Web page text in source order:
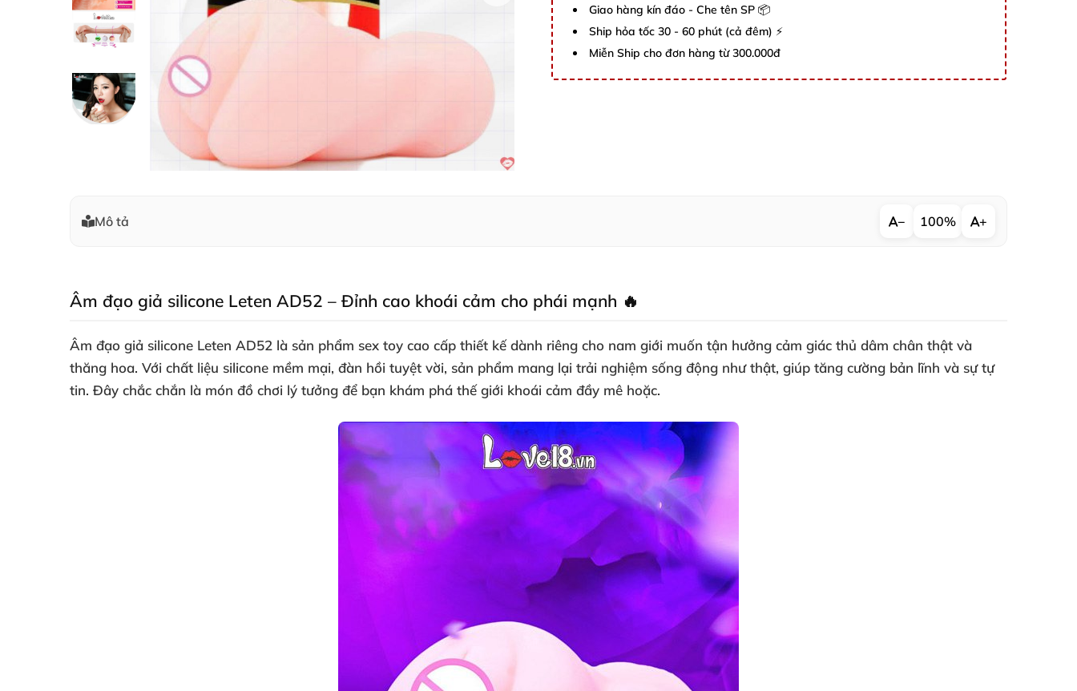
Giao hàng kín đáo - Che tên SP 📦
Ship hỏa tốc 30 - 60 phút (cả đêm) ⚡
Miễn Ship cho đơn hàng từ 300.000đ
Mô tả − 100% +
Âm đạo giả silicone Leten AD52 – Đỉnh cao khoái cảm cho phái mạnh 🔥
Âm đạo giả silicone Leten AD52 là sản phẩm sex toy cao cấp thiết kế dành riêng cho nam giới muốn tận hưởng cảm giác thủ dâm chân thật và
thăng hoa. Với chất liệu silicone mềm mại, đàn hồi tuyệt vời, sản phẩm mang lại trải nghiệm sống động như thật, giúp tăng cường bản lĩnh và sự tự
tin. Đây chắc chắn là món đồ chơi lý tưởng để bạn khám phá thế giới khoái cảm đầy mê hoặc.